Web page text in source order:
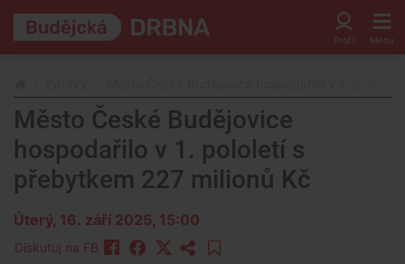
Město České Budějovice
hospodařilo v 1. pololetí s
přebytkem 227 milionů Kč
Úterý, 16. září 2025, 15:00
Diskutuj na FB